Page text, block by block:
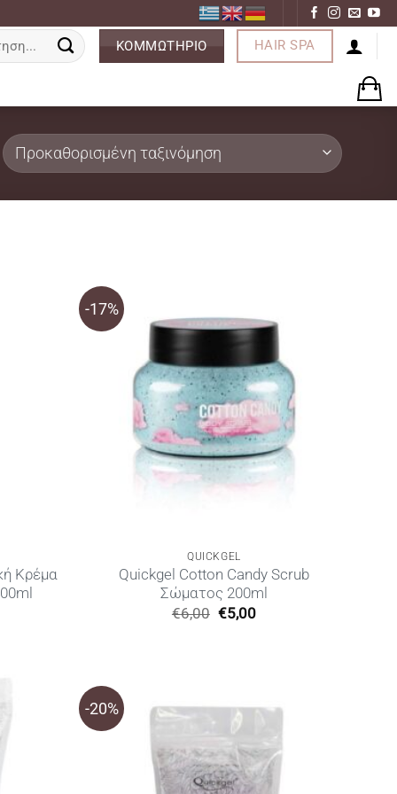
ΚΟΜΜΩΤΗΡΙΟ HAIR SPA
Κρέμα
-17%
QUICKGEL
Quickgel Cotton Candy Scrub
Σώματος 200ml
€6,00 Original
€5,00Η
-20%